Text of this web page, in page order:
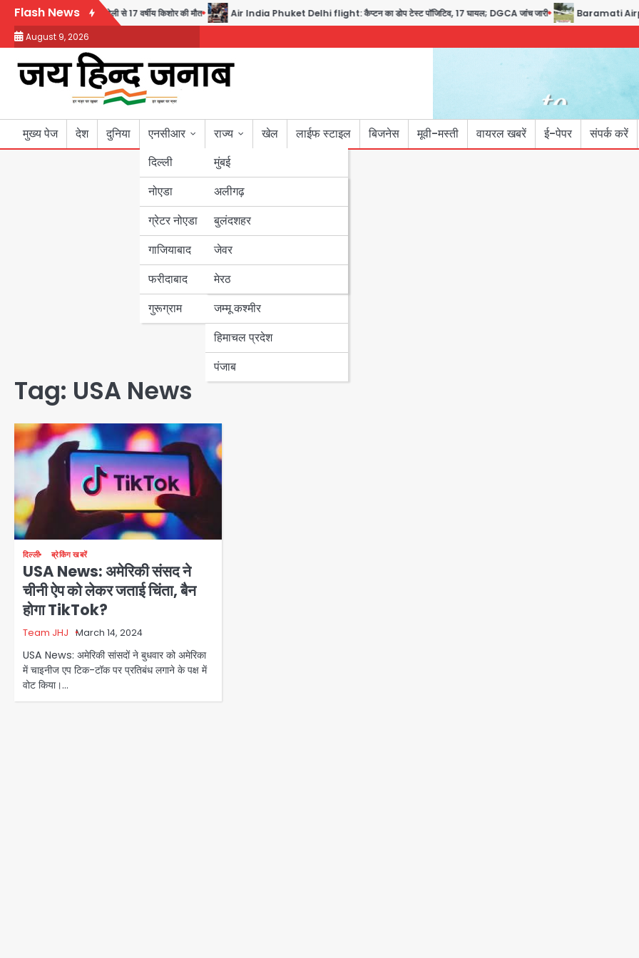
Skip
content
Flash News
गार्ड की गोली से 17 वर्षीय किशोर की मौत Air India Phuket Delhi flight: कैप्टन का डोप टेस्ट पॉजिटिव, 17 घायल; DGCA जांच जारी Baramati Airport
August 9, 2026
मुख्य पेज देश दुनिया
एनसीआर
दिल्ली
नोएडा
ग्रेटर नोएडा
गाजियाबाद
फरीदाबाद
गुरूग्राम
राज्य
मुंबई
उत्तर प्रदेश
अलीगढ़
बुलंदशहर
जेवर
मेरठ
बिहार
पंजाब
हरियाणा
जम्मू कश्मीर
हिमाचल प्रदेश
पंजाब
खेल लाईफ स्टाइल बिजनेस मूवी-मस्ती वायरल खबरें ई-पेपर संपर्क करें
Tag: USA News
दिल्ली ब्रेकिंग खबरें
USA News: अमेरिकी संसद ने
चीनी ऐप को लेकर जताई चिंता, बैन
होगा TikTok?
Team JHJ March 14, 2024
USA News: अमेरिकी सांसदों ने बुधवार को अमेरिका
में चाइनीज एप टिक-टॉक पर प्रतिबंध लगाने के पक्ष में
वोट किया।…